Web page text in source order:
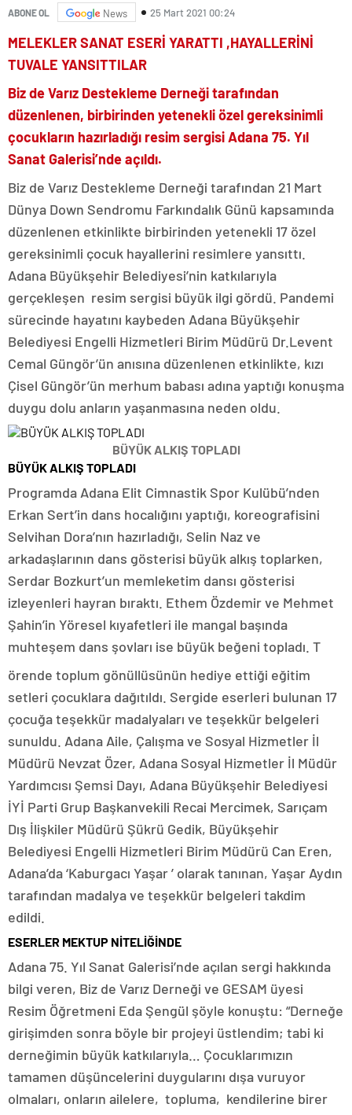
ABONE OL News 25 Mart 2021 00:24
MELEKLER SANAT ESERİ YARATTI ,HAYALLERİNİ
TUVALE YANSITTILAR
Biz de Varız Destekleme Derneği tarafından
düzenlenen, birbirinden yetenekli özel gereksinimli
çocukların hazırladığı resim sergisi Adana 75. Yıl
Sanat Galerisi’nde açıldı.
Biz de Varız Destekleme Derneği tarafından 21 Mart
Dünya Down Sendromu Farkındalık Günü kapsamında
düzenlenen etkinlikte birbirinden yetenekli 17 özel
gereksinimli çocuk hayallerini resimlere yansıttı.
Adana Büyükşehir Belediyesi’nin katkılarıyla
gerçekleşen resim sergisi büyük ilgi gördü. Pandemi
sürecinde hayatını kaybeden Adana Büyükşehir
Belediyesi Engelli Hizmetleri Birim Müdürü Dr.Levent
Cemal Güngör’ün anısına düzenlenen etkinlikte, kızı
Çisel Güngör’ün merhum babası adına yaptığı konuşma
duygu dolu anların yaşanmasına neden oldu.
BÜYÜK ALKIŞ TOPLADI
BÜYÜK ALKIŞ TOPLADI
Programda Adana Elit Cimnastik Spor Kulübü’nden
Erkan Sert’in dans hocalığını yaptığı, koreografisini
Selvihan Dora’nın hazırladığı, Selin Naz ve
arkadaşlarının dans gösterisi büyük alkış toplarken,
Serdar Bozkurt’un memleketim dansı gösterisi
izleyenleri hayran bıraktı. Ethem Özdemir ve Mehmet
Şahin’in Yöresel kıyafetleri ile mangal başında
muhteşem dans şovları ise büyük beğeni topladı. T
örende toplum gönüllüsünün hediye ettiği eğitim
setleri çocuklara dağıtıldı. Sergide eserleri bulunan 17
çocuğa teşekkür madalyaları ve teşekkür belgeleri
sunuldu. Adana Aile, Çalışma ve Sosyal Hizmetler İl
Müdürü Nevzat Özer, Adana Sosyal Hizmetler İl Müdür
Yardımcısı Şemsi Dayı, Adana Büyükşehir Belediyesi
İYİ Parti Grup Başkanvekili Recai Mercimek, Sarıçam
Dış İlişkiler Müdürü Şükrü Gedik, Büyükşehir
Belediyesi Engelli Hizmetleri Birim Müdürü Can Eren,
Adana’da ‘Kaburgacı Yaşar ’ olarak tanınan, Yaşar Aydın
tarafından madalya ve teşekkür belgeleri takdim
edildi.
ESERLER MEKTUP NİTELİĞİNDE
Adana 75. Yıl Sanat Galerisi’nde açılan sergi hakkında
bilgi veren, Biz de Varız Derneği ve GESAM üyesi
Resim Öğretmeni Eda Şengül şöyle konuştu: “Derneğe
girişimden sonra böyle bir projeyi üstlendim; tabi ki
derneğimin büyük katkılarıyla… Çocuklarımızın
tamamen düşüncelerini duygularını dışa vuruyor
olmaları, onların ailelere, topluma, kendilerine birer